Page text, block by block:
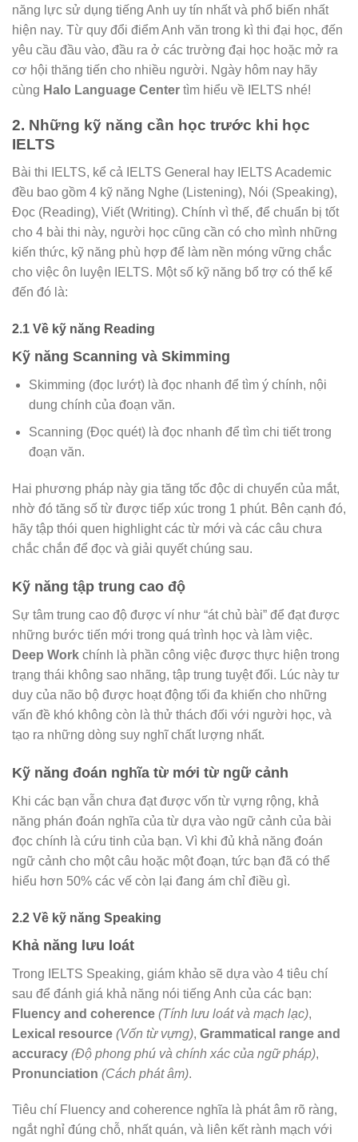
năng lực sử dụng tiếng Anh uy tín nhất và phổ biến nhất
hiện nay. Từ quy đổi điểm Anh văn trong kì thi đại học, đến
yêu cầu đầu vào, đầu ra ở các trường đại học hoặc mở ra
cơ hội thăng tiến cho nhiều người. Ngày hôm nay hãy
cùng Halo Language Center tìm hiểu về IELTS nhé!
2. Những kỹ năng cần học trước khi học
IELTS
Bài thi IELTS, kể cả IELTS General hay IELTS Academic
đều bao gồm 4 kỹ năng Nghe (Listening), Nói (Speaking),
Đọc (Reading), Viết (Writing). Chính vì thế, để chuẩn bị tốt
cho 4 bài thi này, người học cũng cần có cho mình những
kiến thức, kỹ năng phù hợp để làm nền móng vững chắc
cho việc ôn luyện IELTS. Một số kỹ năng bổ trợ có thể kể
đến đó là:
2.1 Về kỹ năng Reading
Kỹ năng Scanning và Skimming
Skimming (đọc lướt) là đọc nhanh để tìm ý chính, nội
dung chính của đoạn văn.
Scanning (Đọc quét) là đọc nhanh để tìm chi tiết trong
đoạn văn.
Hai phương pháp này gia tăng tốc độc di chuyển của mắt,
nhờ đó tăng số từ được tiếp xúc trong 1 phút. Bên cạnh đó,
hãy tập thói quen highlight các từ mới và các câu chưa
chắc chắn để đọc và giải quyết chúng sau.
Kỹ năng tập trung cao độ
Sự tâm trung cao độ được ví như “át chủ bài” để đạt được
những bước tiến mới trong quá trình học và làm việc.
Deep Work chính là phần công việc được thực hiện trong
trạng thái không sao nhãng, tập trung tuyệt đối. Lúc này tư
duy của não bộ được hoạt động tối đa khiến cho những
vấn đề khó không còn là thử thách đối với người học, và
tạo ra những dòng suy nghĩ chất lượng nhất.
Kỹ năng đoán nghĩa từ mới từ ngữ cảnh
Khi các bạn vẫn chưa đạt được vốn từ vựng rộng, khả
năng phán đoán nghĩa của từ dựa vào ngữ cảnh của bài
đọc chính là cứu tinh của bạn. Vì khi đủ khả năng đoán
ngữ cảnh cho một câu hoặc một đoạn, tức bạn đã có thể
hiểu hơn 50% các vế còn lại đang ám chỉ điều gì.
2.2 Về kỹ năng Speaking
Khả năng lưu loát
Trong IELTS Speaking, giám khảo sẽ dựa vào 4 tiêu chí
sau để đánh giá khả năng nói tiếng Anh của các bạn:
Fluency and coherence (Tính lưu loát và mạch lạc),
Lexical resource (Vốn từ vựng), Grammatical range and
accuracy (Độ phong phú và chính xác của ngữ pháp),
Pronunciation (Cách phát âm).
Tiêu chí Fluency and coherence nghĩa là phát âm rõ ràng,
ngắt nghỉ đúng chỗ, nhất quán, và liên kết rành mạch với